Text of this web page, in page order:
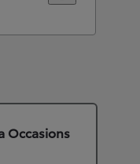
Occasions